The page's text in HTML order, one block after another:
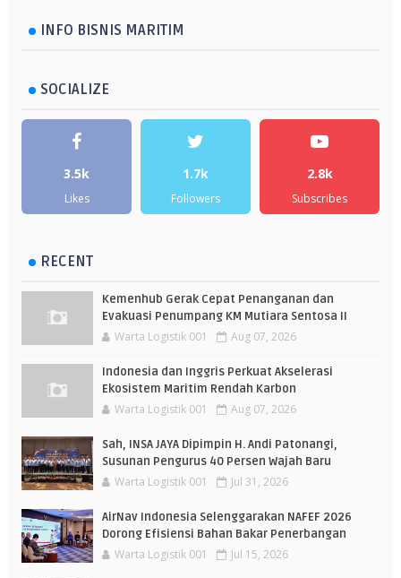
INFO BISNIS MARITIM
SOCIALIZE
3.5k
Likes
1.7k
Followers
2.8k
Subscribes
RECENT
Kemenhub Gerak Cepat Penanganan dan
Evakuasi Penumpang KM Mutiara Sentosa II
Warta Logistik 001 Aug 07, 2026
Indonesia dan Inggris Perkuat Akselerasi
Ekosistem Maritim Rendah Karbon
Warta Logistik 001 Aug 07, 2026
Sah, INSA JAYA Dipimpin H. Andi Patonangi,
Susunan Pengurus 40 Persen Wajah Baru
Warta Logistik 001 Jul 31, 2026
AirNav Indonesia Selenggarakan NAFEF 2026
Dorong Efisiensi Bahan Bakar Penerbangan
Warta Logistik 001 Jul 15, 2026